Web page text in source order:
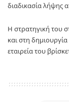
διαδικασία λήψης
Η στρατηγική του
και στη
εταιρεία του